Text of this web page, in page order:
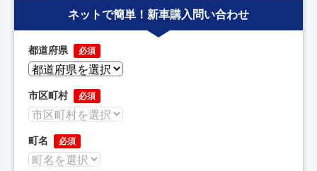
ネットで簡単！新車購入問い合わせ
都道府県 必須
市区町村 必須
町名 必須